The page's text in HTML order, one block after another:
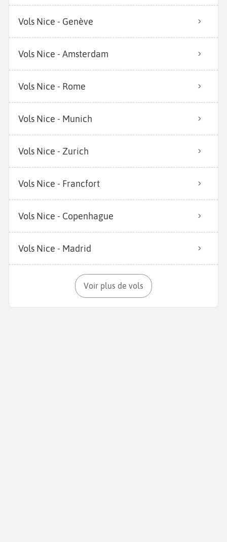
Vols Nice - Genève
Vols Nice - Amsterdam
Vols Nice - Rome
Vols Nice - Munich
Vols Nice - Zurich
Vols Nice - Francfort
Vols Nice - Copenhague
Vols Nice - Madrid
Voir plus de vols